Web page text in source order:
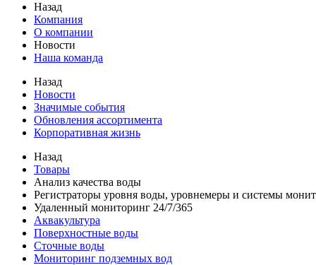
Назад
Компания
О компании
Новости
Наша команда
Назад
Новости
Значимые события
Обновления ассортимента
Корпоративная жизнь
Назад
Товары
Анализ качества воды
Регистраторы уровня воды, уровнемеры и системы
Удаленный мониторинг 24/7/365
Аквакультура
Поверхностные воды
Сточные воды
Мониторинг подземных вод